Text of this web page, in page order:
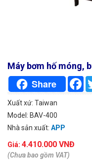
Máy bơm hố móng,
Share
Xuất xứ: Taiwan
Model: BAV-400
Nhà sản xuất: APP
Giá: 4.410.000 VNĐ
(Chưa bao gồm VAT)